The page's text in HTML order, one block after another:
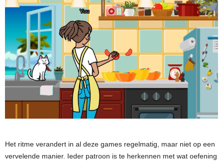
Het ritme verandert in al deze games regelmatig, maar niet op een
vervelende manier. Ieder patroon is te herkennen met wat oefening